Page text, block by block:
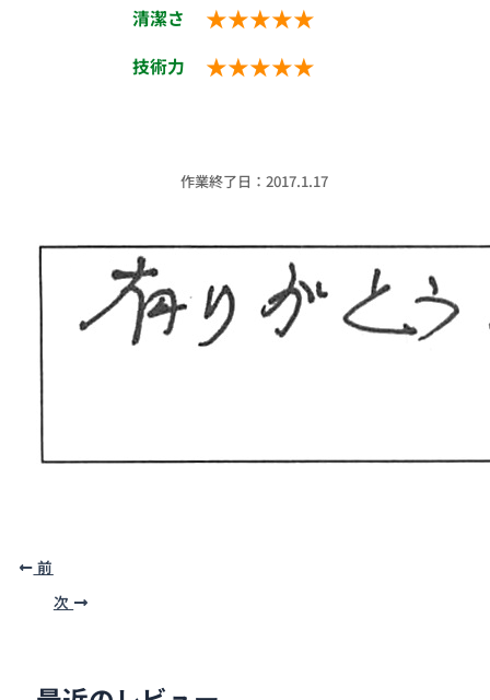
清潔さ ★★★★★
技術力 ★★★★★
作業終了日：2017.1.17
前
次